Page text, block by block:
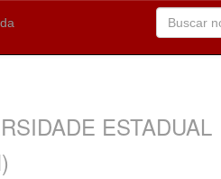
ESTADUAL